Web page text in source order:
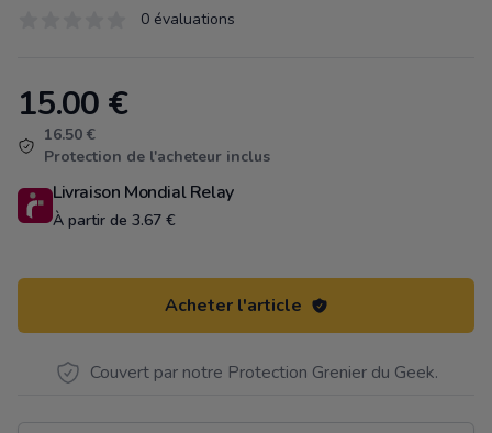
0 évaluations
Product information
15.00 €
16.50 €
Protection de l'acheteur inclus
Livraison Mondial Relay
À partir de 3.67 €
Acheter l'article
Couvert par notre Protection Grenier du Geek.